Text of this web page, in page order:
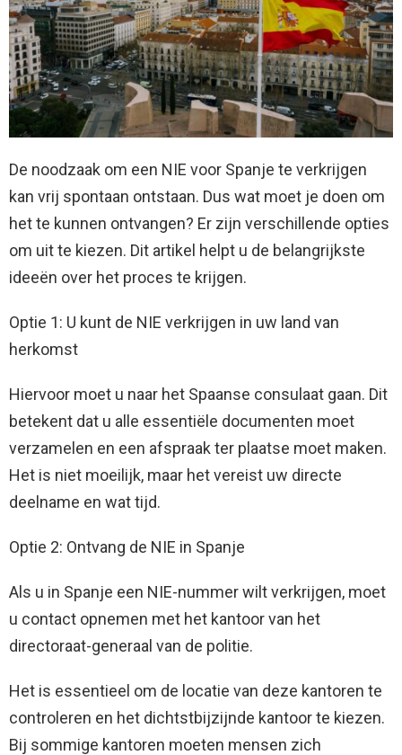
De noodzaak om een ​​NIE voor Spanje te verkrijgen
kan vrij spontaan ontstaan. Dus wat moet je doen om
het te kunnen ontvangen? Er zijn verschillende opties
om uit te kiezen. Dit artikel helpt u de belangrijkste
ideeën over het proces te krijgen.
Optie 1: U kunt de NIE verkrijgen in uw land van
herkomst
Hiervoor moet u naar het Spaanse consulaat gaan. Dit
betekent dat u alle essentiële documenten moet
verzamelen en een afspraak ter plaatse moet maken.
Het is niet moeilijk, maar het vereist uw directe
deelname en wat tijd.
Optie 2: Ontvang de NIE in Spanje
Als u in Spanje een NIE-nummer wilt verkrijgen, moet
u contact opnemen met het kantoor van het
directoraat-generaal van de politie.
Het is essentieel om de locatie van deze kantoren te
controleren en het dichtstbijzijnde kantoor te kiezen.
Bij sommige kantoren moeten mensen zich